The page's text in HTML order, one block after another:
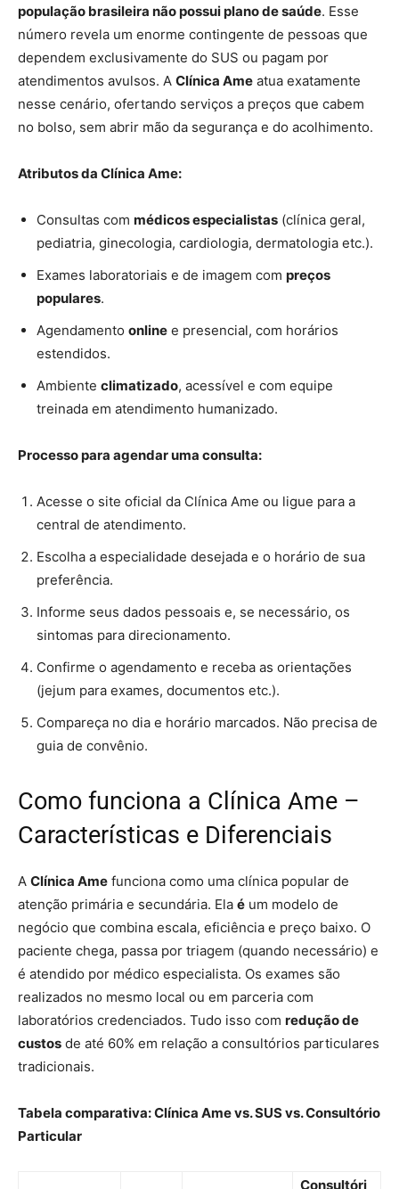
população brasileira não possui plano de saúde. Esse
número revela um enorme contingente de pessoas que
dependem exclusivamente do SUS ou pagam por
atendimentos avulsos. A Clínica Ame atua exatamente
nesse cenário, ofertando serviços a preços que cabem
no bolso, sem abrir mão da segurança e do acolhimento.
Atributos da Clínica Ame:
Consultas com médicos especialistas (clínica geral,
pediatria, ginecologia, cardiologia, dermatologia etc.).
Exames laboratoriais e de imagem com preços
populares.
Agendamento online e presencial, com horários
estendidos.
Ambiente climatizado, acessível e com equipe
treinada em atendimento humanizado.
Processo para agendar uma consulta:
Acesse o site oficial da Clínica Ame ou ligue para a
central de atendimento.
Escolha a especialidade desejada e o horário de sua
preferência.
Informe seus dados pessoais e, se necessário, os
sintomas para direcionamento.
Confirme o agendamento e receba as orientações
(jejum para exames, documentos etc.).
Compareça no dia e horário marcados. Não precisa de
guia de convênio.
Como funciona a Clínica Ame –
Características e Diferenciais
A Clínica Ame funciona como uma clínica popular de
atenção primária e secundária. Ela é um modelo de
negócio que combina escala, eficiência e preço baixo. O
paciente chega, passa por triagem (quando necessário) e
é atendido por médico especialista. Os exames são
realizados no mesmo local ou em parceria com
laboratórios credenciados. Tudo isso com redução de
custos de até 60% em relação a consultórios particulares
tradicionais.
Tabela comparativa: Clínica Ame vs. SUS vs. Consultório
Particular
Consultóri